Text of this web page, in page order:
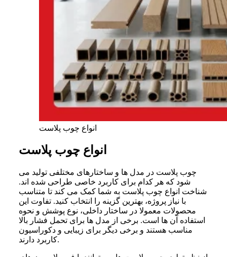
انواع چوب پلاست
انواع چوب پلاست
چوب پلاست در مدل ها و ساختارهای مختلفی تولید می
شود که هر کدام برای کاربرد خاصی طراحی شده اند.
شناخت انواع چوب پلاست به شما کمک می کند تا متناسب
با نیاز پروژه، بهترین گزینه را انتخاب کنید. تفاوت این
محصولات معمولا در ساختار داخلی، نوع پوشش و نحوه
استفاده آن ها است. برخی از مدل ها برای تحمل فشار بالا
مناسب هستند و برخی دیگر برای زیبایی و دکوراسیون
کاربرد دارند.